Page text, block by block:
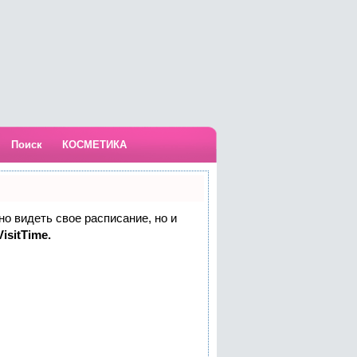
Поиск КОСМЕТИКА
видеть свое расписание, но и